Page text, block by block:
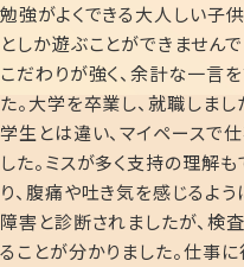
勉強がよくできる大人しい子
としか遊ぶことができません
こだわりが強く、余計な一言
た。大学を卒業し、就職しま
学生とは違い、マイペースで
した。ミスが多く支持の理解
り、腹痛や吐き気を感じるよ
障害と診断されましたが、検
ることが分かりました。仕事